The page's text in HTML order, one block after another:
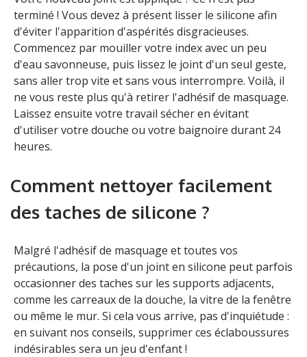
terminé ! Vous devez à présent lisser le silicone afin
d'éviter l'apparition d'aspérités disgracieuses.
Commencez par mouiller votre index avec un peu
d'eau savonneuse, puis lissez le joint d'un seul geste,
sans aller trop vite et sans vous interrompre. Voilà, il
ne vous reste plus qu'à retirer l'adhésif de masquage.
Laissez ensuite votre travail sécher en évitant
d'utiliser votre douche ou votre baignoire durant 24
heures.
Comment nettoyer facilement
des taches de silicone ?
Malgré l'adhésif de masquage et toutes vos
précautions, la pose d'un joint en silicone peut parfois
occasionner des taches sur les supports adjacents,
comme les carreaux de la douche, la vitre de la fenêtre
ou même le mur. Si cela vous arrive, pas d'inquiétude :
en suivant nos conseils, supprimer ces éclaboussures
indésirables sera un jeu d'enfant !